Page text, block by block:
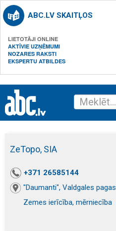
ABC.LV SKAITĻOS
LIETOTĀJI ONLINE
AKTĪVIE UZŅĒMUMI
NOZARES RAKSTI
EKSPERTU ATBILDES
ZeTopo, SIA
+371 26585144
"Daumanti", Valdgales
Zemes ierīcība, mērniecība